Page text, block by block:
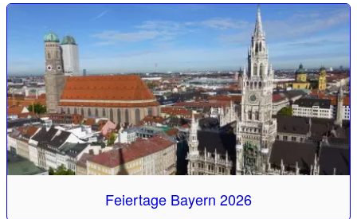
Feiertage Bayern 2026